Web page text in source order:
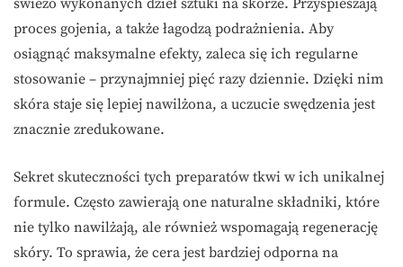
proces gojenia, a także łagodzą podrażnienia. Aby
osiągnąć maksymalne efekty, zaleca się ich regularne
stosowanie – przynajmniej pięć razy dziennie. Dzięki nim
skóra staje się lepiej nawilżona, a uczucie swędzenia jest
znacznie zredukowane.
Sekret skuteczności tych preparatów tkwi w ich unikalnej
formule. Często zawierają one naturalne składniki, które
nie tylko nawilżają, ale również wspomagają regenerację
skóry. To sprawia, że cera jest bardziej odporna na